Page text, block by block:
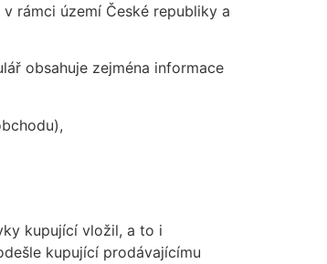
rámci území České republiky a
obsahuje zejména informace
kupující vložil, a to i
kupující prodávajícímu